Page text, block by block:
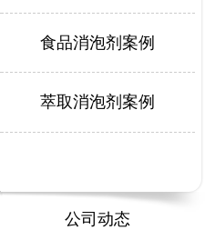
食品消泡剂案例
萃取消泡剂案例
公司动态